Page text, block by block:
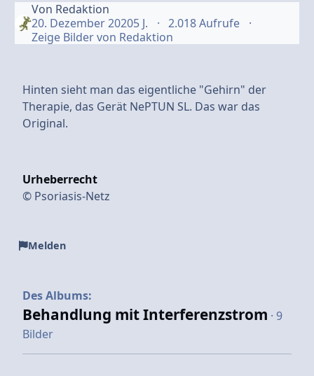
Von Redaktion
20. Dezember 20205 J.
2.018 Aufrufe
Zeige Bilder von Redaktion
Hinten sieht man das eigentliche "Gehirn" der
Therapie, das Gerät NePTUN SL. Das war das
Original.
Urheberrecht
© Psoriasis-Netz
Melden
Des Albums:
Behandlung mit Interferenzstrom · 9
Bilder